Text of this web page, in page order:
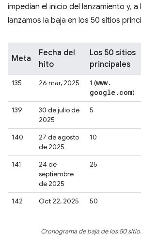
impedían el inicio del lanzamiento y,
lanzamos la baja en los 50 sitios
Meta
Fecha del
hito
Los 50 sitios
principales
135 26 mar, 2025 1 (www.
google . com)
139
30 de julio de
2025
5
140
27 de agosto
de 2025
10
141
24 de
septiembre
de 2025
25
142 Oct 22, 2025 50
Cronograma de baja de los 50